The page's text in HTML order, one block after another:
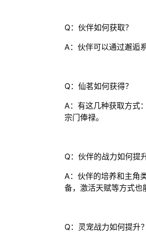
Q：伙伴如何获取？
A：伙伴可以通过邂逅
Q：仙茗如何获得？
A：有这几种获取方式
宗门俸禄。
Q：伙伴的战力如何提
A：伙伴的培养和主角
备，激活天赋等方式也
Q：灵宠战力如何提升？